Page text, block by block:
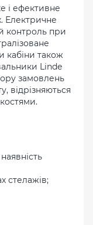
і ефективне
Електричне
контроль при
кабіни також
Linde
замовлень
відрізняються
стелажів;